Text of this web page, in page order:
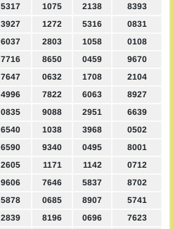
5317 1075 2138
8393
3927 1272 5316
0831
6037 2803 1058
0108
7716 8650 0459
9670
7647 0632 1708
2104
4996 7822 6063
8927
0835 9088 2951
6639
6540 1038 3968
0502
6590 9340 0495
8001
2605 1171 1142
0712
9606 7646 5837
8702
5878 0685 8907
5741
2839 8196 0696
7623